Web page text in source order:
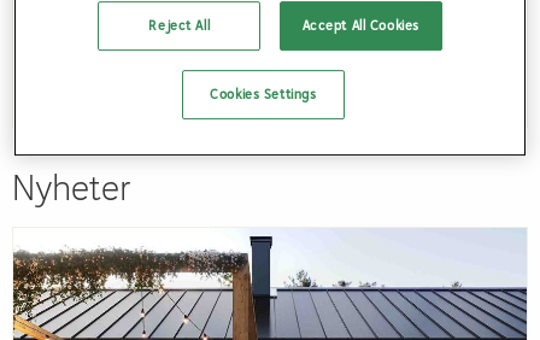
Nyheter
Reject All Accept All Cookies
Cookies Settings